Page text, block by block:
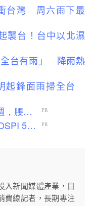
台灣 周六雨下最
襲台！台中以北濕
全台有雨」 降雨熱
起鋒面雨掃全台
入新聞媒體產業，目
費線記者，長期專注